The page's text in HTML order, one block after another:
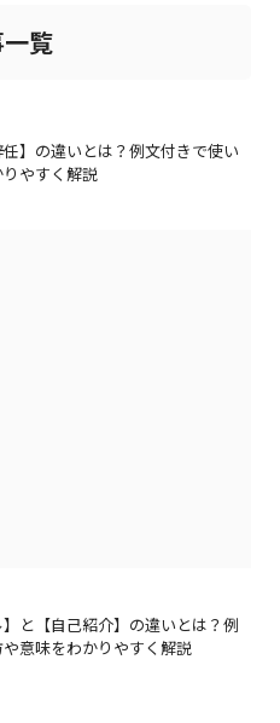
覧
任】の違いとは？例文付きで使い
やすく解説
】と【自己紹介】の違いとは？例
意味をわかりやすく解説